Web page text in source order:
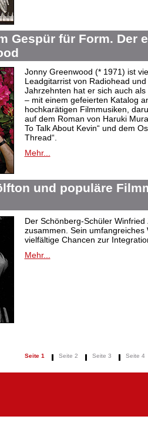
Gespür für Form. Der
Jonny Greenwood (* 1971) ist
Leadgitarrist von Radiohead
Jahrzehnten hat er sich auch
– mit einem gefeierten Katalog
hochkarätigen Filmmusiken,
auf dem Roman von Haruki
To Talk About Kevin“ und dem
Thread“.
Mehr...
und populäre
Der Schönberg-Schüler
zusammen. Sein
vielfältige Chancen zur
Mehr...
Seite 1 Seite 2 Seite 3 Seite 4